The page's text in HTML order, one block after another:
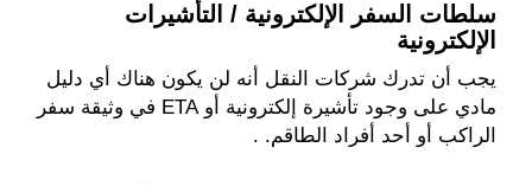
سلطات السفر الإلكترونية / التأشيرات
الإلكترونية
يجب أن تدرك شركات النقل أنه لن يكون هناك أي دليل
مادي على وجود تأشيرة إلكترونية أو ETA في وثيقة سفر
الراكب أو أحد أفراد الطاقم. .